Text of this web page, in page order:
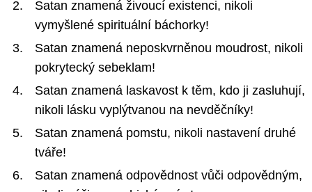
Satan znamená živoucí existenci, nikoli
vymyšlené spirituální báchorky!
Satan znamená neposkvrněnou moudrost, nikoli
pokrytecký sebeklam!
Satan znamená laskavost k těm, kdo ji zasluhují,
nikoli lásku vyplýtvanou na nevděčníky!
Satan znamená pomstu, nikoli nastavení druhé
tváře!
Satan znamená odpovědnost vůči odpovědným,